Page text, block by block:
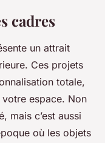
cadres
un attrait
Ces projets
totale,
espace. Non
mais c’est aussi
où les objets